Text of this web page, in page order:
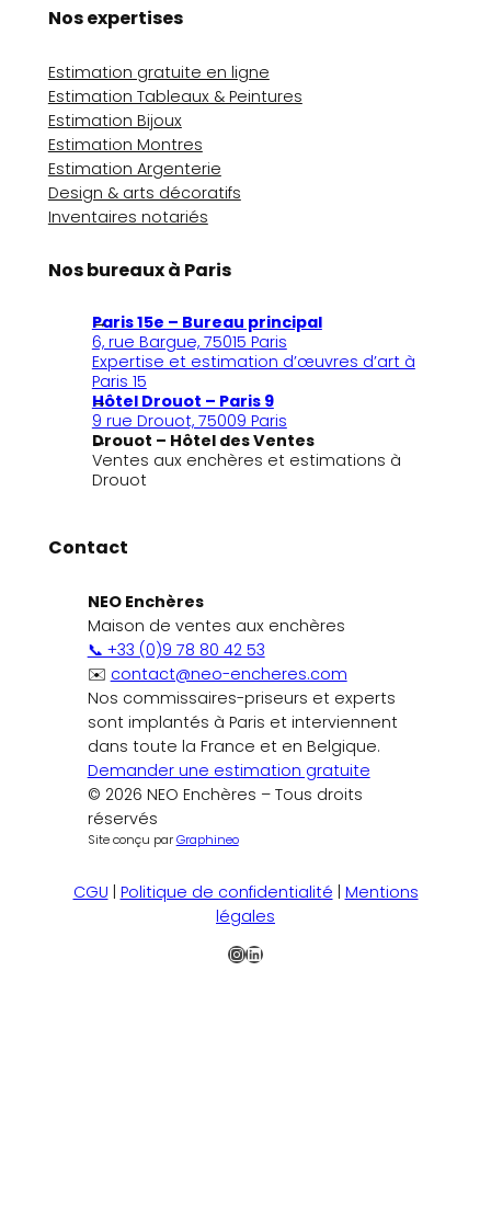
Nos expertises
Estimation gratuite en ligne
Estimation Tableaux & Peintures
Estimation Bijoux
Estimation Montres
Estimation Argenterie
Design & arts décoratifs
Inventaires notariés
Nos bureaux à Paris
Paris 15e – Bureau principal
6, rue Bargue, 75015 Paris
Expertise et estimation d’œuvres d’art à
Paris 15
Hôtel Drouot – Paris 9
9 rue Drouot, 75009 Paris
Drouot – Hôtel des Ventes
Ventes aux enchères et estimations à
Drouot
Contact
NEO Enchères
Maison de ventes aux enchères
📞 +33 (0)9 78 80 42 53
✉️ contact@neo-encheres.com
Nos commissaires-priseurs et experts
sont implantés à Paris et interviennent
dans toute la France et en Belgique.
Demander une estimation gratuite
© 2026 NEO Enchères – Tous droits
réservés
Site conçu parGraphineo
CGU | Politique de confidentialité | Mentions
légales
Instagram
LinkedIn